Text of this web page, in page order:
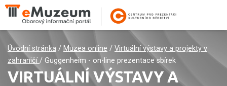
Úvodní stránka / Muzea online / Virtuální výstavy a projekty v
zahraničí/ Guggenheim - on-line prezentace sbírek
VIRTUÁLNÍ VÝSTAVY A